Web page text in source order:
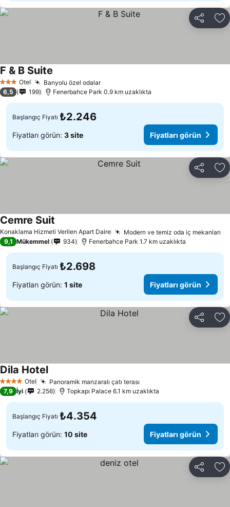
Paylaş
3 YıldızOtel Banyolu özel odalar
F & B Suite
6,5 199 Fenerbahce Park 0.9 km uzaklıkta
Başlangıç Fiyatı ₺2.246
Fiyatları görün: 3 site Fiyatları görün
Paylaş
Konaklama Hizmeti Verilen Apart Daire Modern ve temiz oda iç mekanları
Cemre Suit
9,1 Mükemmel 934 Fenerbahce Park 1.7 km uzaklıkta
Başlangıç Fiyatı ₺2.698
Fiyatları görün: 1 site Fiyatları görün
Paylaş
4 Yıldız Otel Panoramik manzaralı çatı terası
Dila Hotel
7,9 İyi 2.256 Topkapı Palace 6.1 km uzaklıkta
Başlangıç Fiyatı ₺4.354
Fiyatları görün: 10 site Fiyatları görün
Paylaş